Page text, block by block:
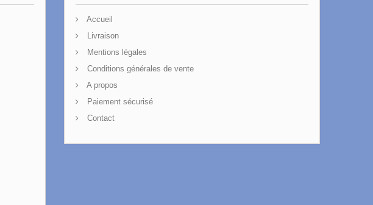
Accueil
Livraison
Mentions légales
Conditions générales de vente
A propos
Paiement sécurisé
Contact